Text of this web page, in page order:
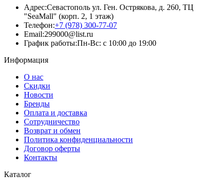
Адрес:Севастополь ул. Ген. Острякова, д. 260, ТЦ
"SeaMall" (корп. 2, 1 этаж)
Телефон:+7 (978) 300-77-07
Email:299000@list.ru
График работы:Пн-Вс: с 10:00 до 19:00
Информация
О нас
Скидки
Новости
Бренды
Оплата и доставка
Сотрудничество
Возврат и обмен
Политика конфиденциальности
Договор оферты
Контакты
Каталог